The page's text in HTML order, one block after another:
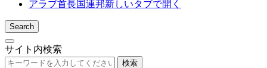
アラブ首長国連邦新しいタブで開く
Search
サイト内検索
検索